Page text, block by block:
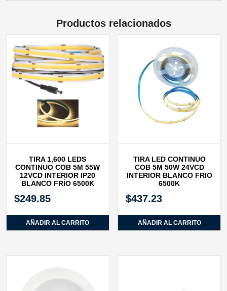
Productos relacionados
TIRA 1,600 LEDS
CONTINUO COB 5M 55W
12VCD INTERIOR IP20
BLANCO FRÍO 6500K
$249.85
AÑADIR AL CARRITO
TIRA LED CONTINUO
COB 5M 50W 24VCD
INTERIOR BLANCO FRIO
6500K
$437.23
AÑADIR AL CARRITO